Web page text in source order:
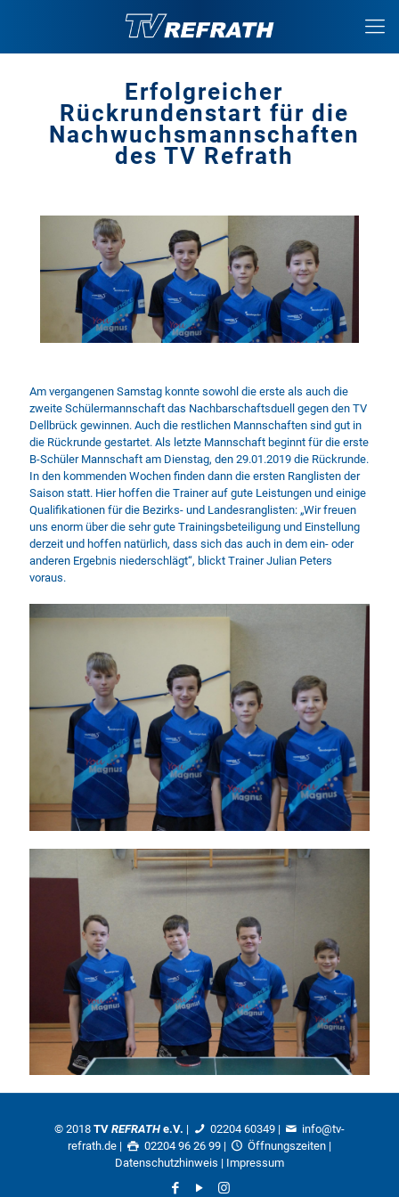
Erfolgreicher
Rückrundenstart für die
Nachwuchsmannschaften
des TV Refrath
Am vergangenen Samstag konnte sowohl die erste als auch die
zweite Schülermannschaft das Nachbarschaftsduell gegen den TV
Dellbrück gewinnen. Auch die restlichen Mannschaften sind gut in
die Rückrunde gestartet. Als letzte Mannschaft beginnt für die erste
B-Schüler Mannschaft am Dienstag, den 29.01.2019 die Rückrunde.
In den kommenden Wochen finden dann die ersten Ranglisten der
Saison statt. Hier hoffen die Trainer auf gute Leistungen und einige
Qualifikationen für die Bezirks- und Landesranglisten: „Wir freuen
uns enorm über die sehr gute Trainingsbeteiligung und Einstellung
derzeit und hoffen natürlich, dass sich das auch in dem ein- oder
anderen Ergebnis niederschlägt“, blickt Trainer Julian Peters
voraus.
© 2018 TV REFRATHe.V. | 02204 60349 |
info@tv-
refrath.de | 02204 96 26 99 | Öffnungszeiten|
Datenschutzhinweis | Impressum